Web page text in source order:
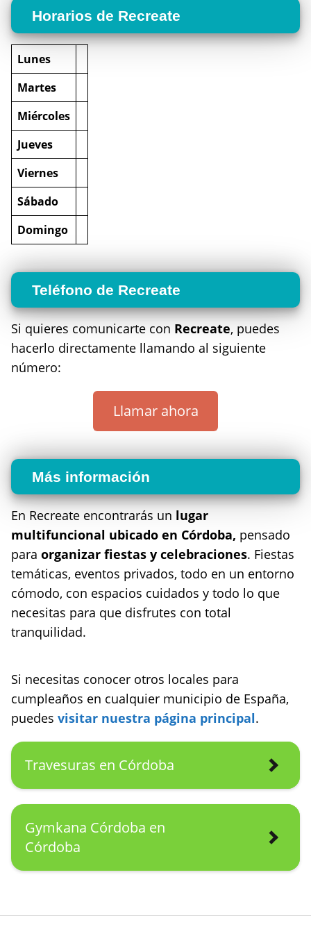
Horarios de Recreate
Lunes
Martes
Miércoles
Jueves
Viernes
Sábado
Domingo
Teléfono de Recreate
Si quieres comunicarte con Recreate, puedes
hacerlo directamente llamando al siguiente
número:
Llamar ahora
Más información
En Recreate encontrarás un lugar
multifuncional ubicado en Córdoba, pensado
para organizar fiestas y celebraciones. Fiestas
temáticas, eventos privados, todo en un entorno
cómodo, con espacios cuidados y todo lo que
necesitas para que disfrutes con total
tranquilidad.
Si necesitas conocer otros locales para
cumpleaños en cualquier municipio de España,
puedes visitar nuestra página principal.
Travesuras en Córdoba
Gymkana Córdoba en
Córdoba